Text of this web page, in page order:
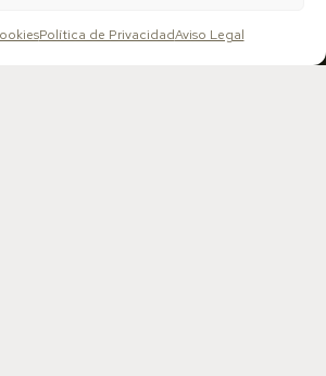
Política de PrivacidadAviso Legal